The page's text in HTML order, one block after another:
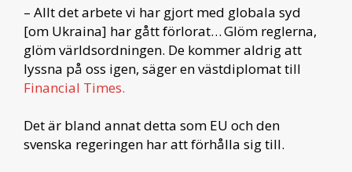
– Allt det arbete vi har gjort med globala syd
[om Ukraina] har gått förlorat… Glöm reglerna,
glöm världsordningen. De kommer aldrig att
lyssna på oss igen, säger en västdiplomat till
Financial Times.
Det är bland annat detta som EU och den
svenska regeringen har att förhålla sig till.